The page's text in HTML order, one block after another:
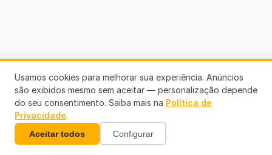
Usamos cookies para melhorar sua experiência. Anúncios
são exibidos mesmo sem aceitar — personalização depende
do seu consentimento. Saiba mais na Política de
Privacidade.
Aceitar todos Configurar